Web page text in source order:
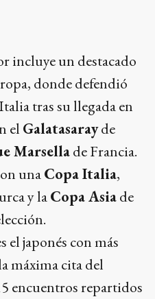
incluye un destacado
donde defendió
tras su llegada en
el Galatasarayde
Marsellade Francia.
unaCopa Italia,
y laCopa Asiade
el japonés con más
máxima cita del
encuentros repartidos